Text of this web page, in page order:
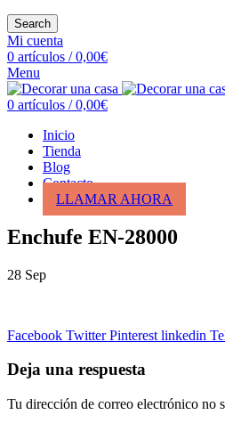
Search
Mi cuenta
0 artículos / 0,00€
Menu
0 artículos / 0,00€
Inicio
Tienda
Blog
Contacto
LLAMAR AHORA
Enchufe EN-28000
28 Sep
Facebook Twitter Pinterest linkedin
Deja una respuesta
Tu dirección de correo electrónico no